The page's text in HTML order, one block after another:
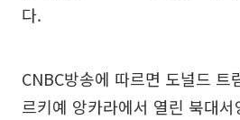
다.
CNBC방송에 따르면 도널드 트
르키예 앙카라에서 열린 북대서